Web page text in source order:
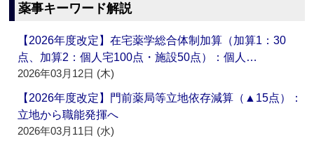
薬事キーワード解説
【2026年度改定】在宅薬学総合体制加算（加算1：30
点、加算2：個人宅100点・施設50点）：個人…
2026年03月12日 (木)
【2026年度改定】門前薬局等立地依存減算（▲15点）：
立地から職能発揮へ
2026年03月11日 (水)